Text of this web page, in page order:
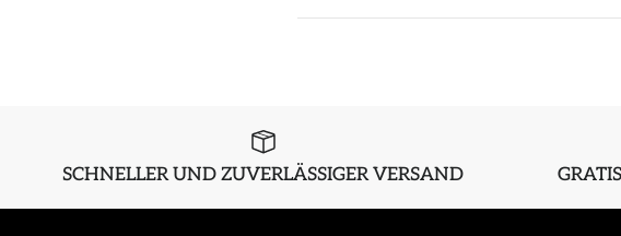
SCHNELLER UND ZUVERLÄSSIGER VERSAND